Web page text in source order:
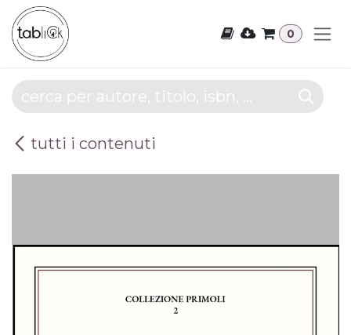
Passa al contenuto
0
tutti i contenuti